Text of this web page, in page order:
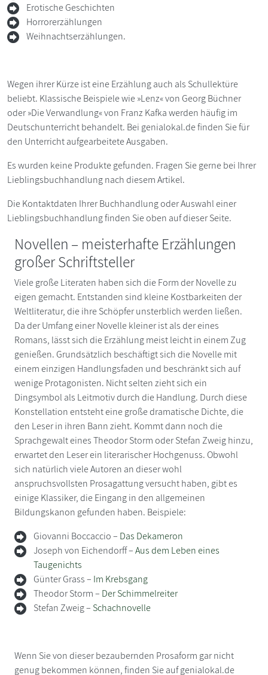
Erotische Geschichten
Horrorerzählungen
Weihnachtserzählungen.
Wegen ihrer Kürze ist eine Erzählung auch als Schullektüre
beliebt. Klassische Beispiele wie »Lenz« von Georg Büchner
oder »Die Verwandlung« von Franz Kafka werden häufig im
Deutschunterricht behandelt. Bei genialokal.de finden Sie für
den Unterricht aufgearbeitete Ausgaben.
Es wurden keine Produkte gefunden. Fragen Sie gerne bei Ihrer
Lieblingsbuchhandlung nach diesem Artikel.
Die Kontaktdaten Ihrer Buchhandlung oder Auswahl einer
Lieblingsbuchhandlung finden Sie oben auf dieser Seite.
Novellen – meisterhafte Erzählungen
großer Schriftsteller
Viele große Literaten haben sich die Form der Novelle zu
eigen gemacht. Entstanden sind kleine Kostbarkeiten der
Weltliteratur, die ihre Schöpfer unsterblich werden ließen.
Da der Umfang einer Novelle kleiner ist als der eines
Romans, lässt sich die Erzählung meist leicht in einem Zug
genießen. Grundsätzlich beschäftigt sich die Novelle mit
einem einzigen Handlungsfaden und beschränkt sich auf
wenige Protagonisten. Nicht selten zieht sich ein
Dingsymbol als Leitmotiv durch die Handlung. Durch diese
Konstellation entsteht eine große dramatische Dichte, die
den Leser in ihren Bann zieht. Kommt dann noch die
Sprachgewalt eines Theodor Storm oder Stefan Zweig hinzu,
erwartet den Leser ein literarischer Hochgenuss. Obwohl
sich natürlich viele Autoren an dieser wohl
anspruchsvollsten Prosagattung versucht haben, gibt es
einige Klassiker, die Eingang in den allgemeinen
Bildungskanon gefunden haben. Beispiele:
Giovanni Boccaccio – Das Dekameron
Joseph von Eichendorff –Aus dem Leben eines
Taugenichts
Günter Grass – Im Krebsgang
Theodor Storm – Der Schimmelreiter
Stefan Zweig – Schachnovelle
Wenn Sie von dieser bezaubernden Prosaform gar nicht
genug bekommen können, finden Sie auf genialokal.de